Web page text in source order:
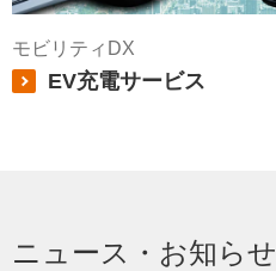
モビリティDX
EV充電サービス
ニュース・お知らせ